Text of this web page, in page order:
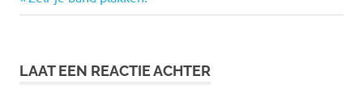
bericht:
LAAT EEN REACTIE ACHTER